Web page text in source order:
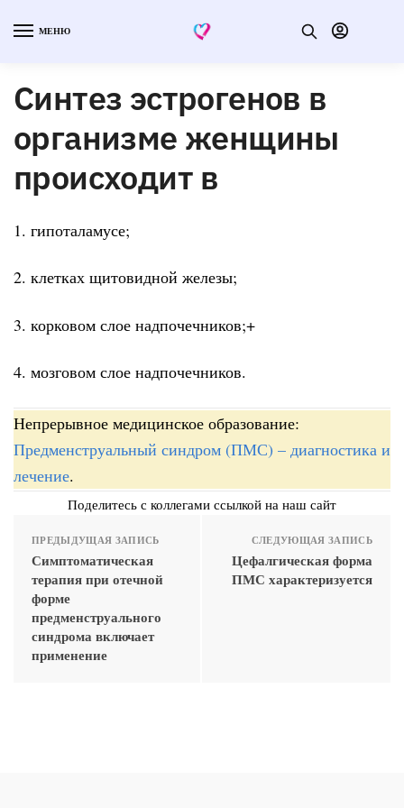
МЕНЮ
Синтез эстрогенов в
организме женщины
происходит в
1. гипоталамусе;
2. клетках щитовидной железы;
3. корковом слое надпочечников;+
4. мозговом слое надпочечников.
Непрерывное медицинское образование:
Предменструальный синдром (ПМС) – диагностика и
лечение.
Поделитесь с коллегами ссылкой на наш сайт
ПРЕДЫДУЩАЯ ЗАПИСЬ
Симптоматическая
терапия при отечной
форме
предменструального
синдрома включает
применение
СЛЕДУЮЩАЯ ЗАПИСЬ
Цефалгическая форма
ПМС характеризуется